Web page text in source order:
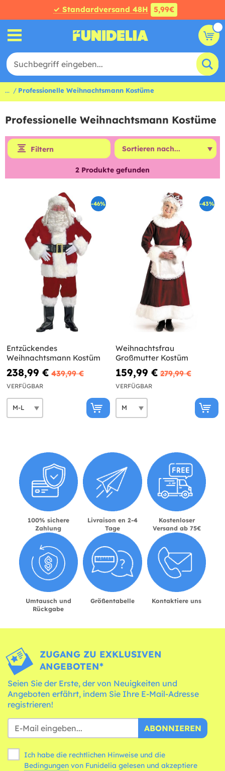
✓ Standardversand 48H 5,99€
... Professionelle Weihnachtsmann Kostüme
Professionelle Weihnachtsmann Kostüme
Filtern
2 Produkte gefunden
-46%
Entzückendes
Weihnachtsmann Kostüm
238,99 € 439,99 €
VERFÜGBAR
-43%
Weihnachtsfrau
Großmutter Kostüm
159,99 € 279,99 €
VERFÜGBAR
100% sichere
Zahlung
Livraison en 2-4
Tage
Kostenloser
Versand ab 75€
Umtausch und
Rückgabe
Größentabelle Kontaktiere uns
ZUGANG ZU EXKLUSIVEN
ANGEBOTEN*
Seien Sie der Erste, der von Neuigkeiten und
Angeboten erfährt, indem Sie Ihre E-Mail-Adresse
registrieren!
ABONNIEREN
Ich habe die rechtlichen Hinweise und die
Bedingungen